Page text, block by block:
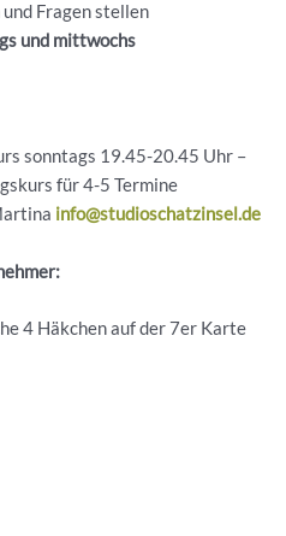
Fragen stellen
und mittwochs
sonntags 19.45-20.45 Uhr –
für 4-5 Termine
info@studioschatzinsel.de
4 Häkchen auf der 7er Karte